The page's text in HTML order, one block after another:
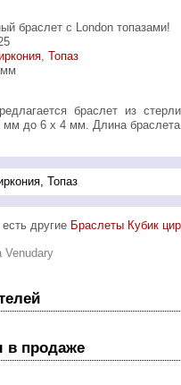
браслет с London топазами!
, Топаз
мм до 6 х 4 мм. Длина
другие Браслеты Кубик
Venudary
в продаже